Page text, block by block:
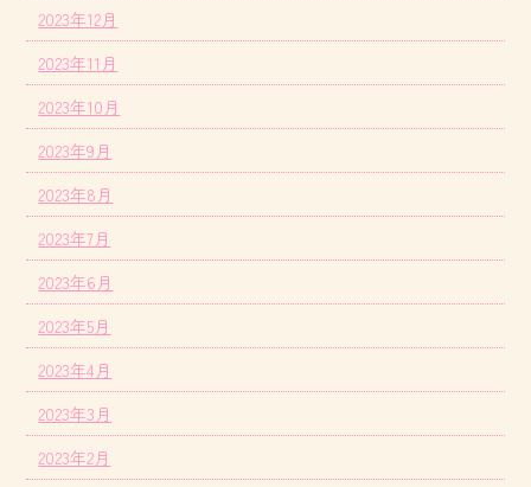
2023年12月
2023年11月
2023年10月
2023年9月
2023年8月
2023年7月
2023年6月
2023年5月
2023年4月
2023年3月
2023年2月